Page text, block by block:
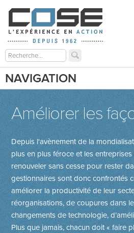
NAVIGATION
Améliorer les
Depuis l'avènement de la
plus en plus féroce et les
renouveler sans cesse pour rester
gestionnaires sont donc confrontés
améliorer la productivité de leur
réorganisations, de coupures dans
changements de techno­logie,
Plus que jamais, chacun doit « faire